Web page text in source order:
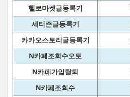
헬로마켓글등록기
세티즌글등록기
카카오스토리글등록기
N카페조회수오토
N카페가입탈퇴
N카페조회수